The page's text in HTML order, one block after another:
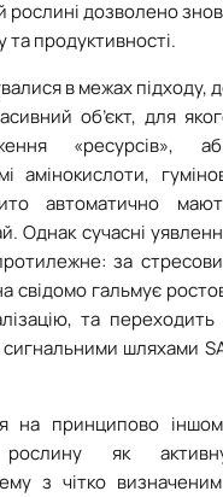
рослині дозволено
продуктивності.
в межах підходу,
об’єкт, для
«ресурсів»,
амінокислоти,
автоматично
Однак сучасні
за
свідомо гальмує
та переходить
шляхами
на принципово
як
з чітко